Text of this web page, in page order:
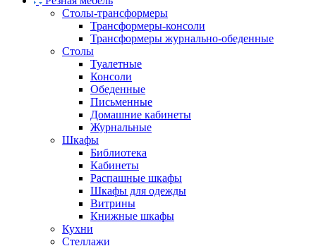
Столы-трансформеры
Трансформеры-консоли
Трансформеры журнально-обеденные
Столы
Туалетные
Консоли
Обеденные
Письменные
Домашние кабинеты
Журнальные
Шкафы
Библиотека
Кабинеты
Распашные шкафы
Шкафы для одежды
Витрины
Книжные шкафы
Кухни
Стеллажи